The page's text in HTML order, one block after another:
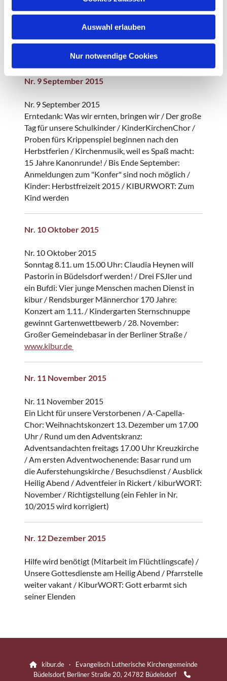
Auswahl erlauben
Nur notwendige Cookies
steigen" - Ein Rückblick auf den
Marktplatzgottesdienst 2015 / Pfarrstelle weiter
vakant! - Noch keine Nachfolgerin, kein Nachfolger
für Pastor Einfeldt / NEU: Montagsrunde um 5 /
Nr. 9 September 2015
Nr. 9 September 2015
Erntedank: Was wir ernten, bringen wir / Der große
Tag für unsere Schulkinder / KinderKirchenChor /
Proben fürs Krippenspiel beginnen nach den
Herbstferien / Kirchenmusik, weil es Spaß macht:
15 Jahre Kanonrunde! / Bis Ende September:
Anmeldungen zum "Konfer" sind noch möglich /
Kinder: Herbstfreizeit 2015 / KIBURWORT: Zum
Kind werden
Nr. 10 Oktober 2015
Nr. 10 Oktober 2015
Sonntag 8.11. um 15.00 Uhr: Claudia Heynen will
Pastorin in Büdelsdorf werden! / Drei FSJler und
ein Bufdi: Vier junge Menschen machen Dienst in
kibur / Rendsburger Männerchor 170 Jahre:
Konzert am 1.11. / Kindergarten Sternschnuppe
gewinnt Gartenwettbewerb / 28. November:
Großer Gemeindebasar in der Berliner Straße /
www.kibur.de
Nr. 11 November 2015
Nr. 11 November 2015
Ein Licht für unsere Verstorbenen / A-Capella-
Chor: Weihnachtskonzert 13. Dezember um 17.00
Uhr / Rund um den Adventskranz:
Adventsandachten freitags 17.00 Uhr Kreuzkirche
/ Am ersten Adventwochenende: Basar rund um
die Auferstehungskirche / Besuchsdienst / Ausblick
Heilig Abend / Adventfeier in Rickert / kiburWORT:
November / Richtigstellung (ein Fehler in Nr.
10/2015 wird korrigiert)
Nr. 12 Dezember 2015
Hilfe wird benötigt (Mitarbeit im Flüchtlingscafe) /
Unsere Gottesdienste am Heilig Abend / Pfarrstelle
weiter vakant / KiburWORT: Gott erbarmt sich
seiner Elenden

kibur.de · Evangelisch Lutherische Kirchengemeinde
Büdelsdorf, Berliner Straße 20, 24782 Büdelsdorf
